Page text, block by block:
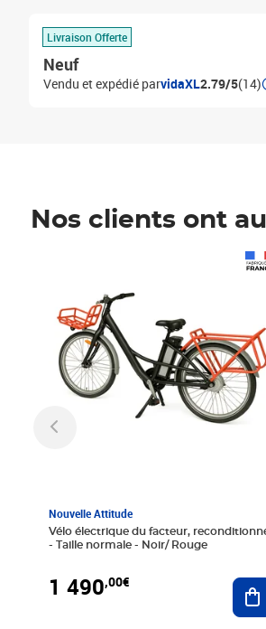
Livraison Offerte
Neuf
Vendu et expédié parvidaXL2.79/5(14)
Nos clients ont
Nouvelle Attitude
Vélo électrique du facteur,
- Taille normale - Noir/ Rouge
1 490,00€